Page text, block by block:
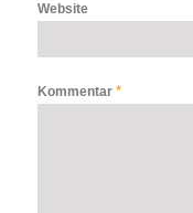
Website
Kommentar *